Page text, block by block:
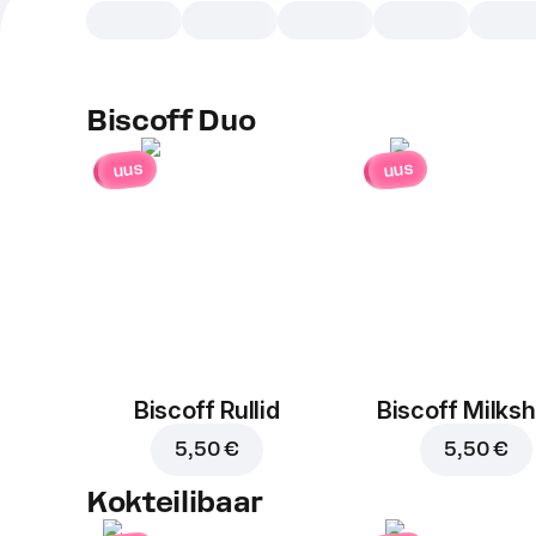
Biscoff Duo
uus
Biscoff Rullid
5,50 €
uus
Biscoff
5,50 €
Kokteilibaar